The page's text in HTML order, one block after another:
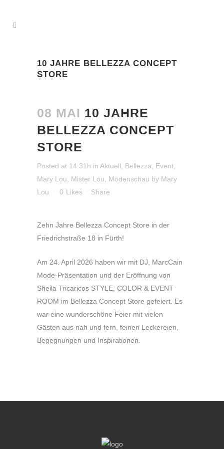
10 JAHRE BELLEZZA CONCEPT
STORE
08 MAI 10 JAHRE
BELLEZZA CONCEPT
STORE
Posted at 14:31h in Aktuell Bellezza Event
Mary Lou
Mister Lou Modenschau by Mary
Lou
0 Likes Share
Zehn Jahre Bellezza Concept Store in der
Friedrichstraße 18 in Fürth!
Am 24. April 2026 haben wir mit DJ, MarcCain
Mode-Präsentation und der Eröffnung von
Sheila Tricaricos STYLE, COLOR & EVENT
ROOM im Bellezza Concept Store gefeiert. Es
war eine wunderschöne Feier mit vielen
Gästen aus nah und fern, feinen Leckereien,
Begegnungen und Inspirationen.